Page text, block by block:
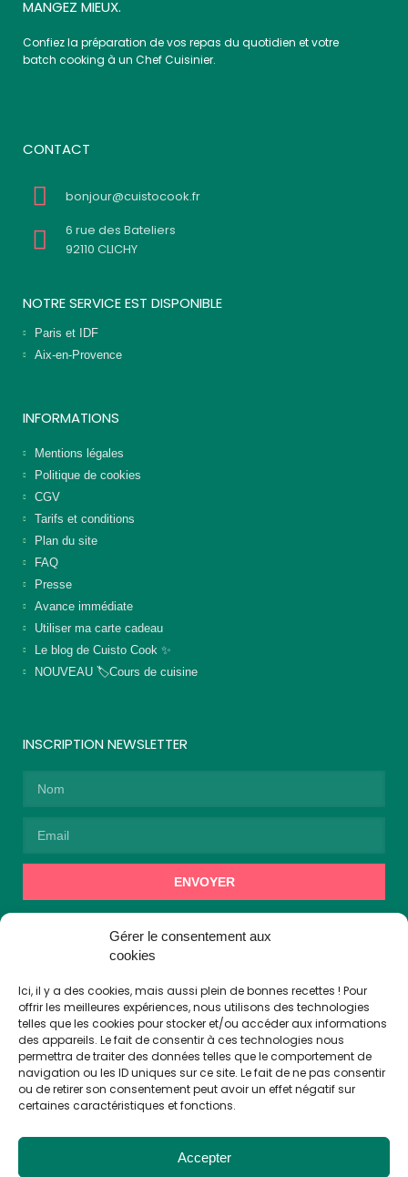
Gérer le consentement aux
cookies
Ici, il y a des cookies, mais aussi plein de bonnes recettes ! Pour
offrir les meilleures expériences, nous utilisons des technologies
telles que les cookies pour stocker et/ou accéder aux informations
des appareils. Le fait de consentir à ces technologies nous
permettra de traiter des données telles que le comportement de
navigation ou les ID uniques sur ce site. Le fait de ne pas consentir
ou de retirer son consentement peut avoir un effet négatif sur
certaines caractéristiques et fonctions.
Accepter
MANGEZ MIEUX.
Confiez la préparation de vos repas du quotidien et votre
batch cooking à un Chef Cuisinier.
CONTACT
bonjour@cuistocook.fr
6 rue des Bateliers
92110 CLICHY
NOTRE SERVICE EST DISPONIBLE
Paris et IDF
Aix-en-Provence
INFORMATIONS
Mentions légales
Politique de cookies
CGV
Tarifs et conditions
Plan du site
FAQ
Presse
Avance immédiate
Utiliser ma carte cadeau
Le blog de Cuisto Cook ✨
NOUVEAU 🏷️Cours de cuisine
INSCRIPTION NEWSLETTER
ENVOYER
Alternative:
En vous inscrivant, vous acceptez de recevoir des
communications de la part de Cuisto Cook.
👩🏼‍🍳 Suivez-nous !